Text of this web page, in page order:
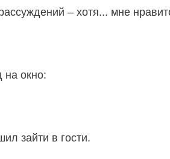
– хотя... мне
на окно:
зайти в гости.